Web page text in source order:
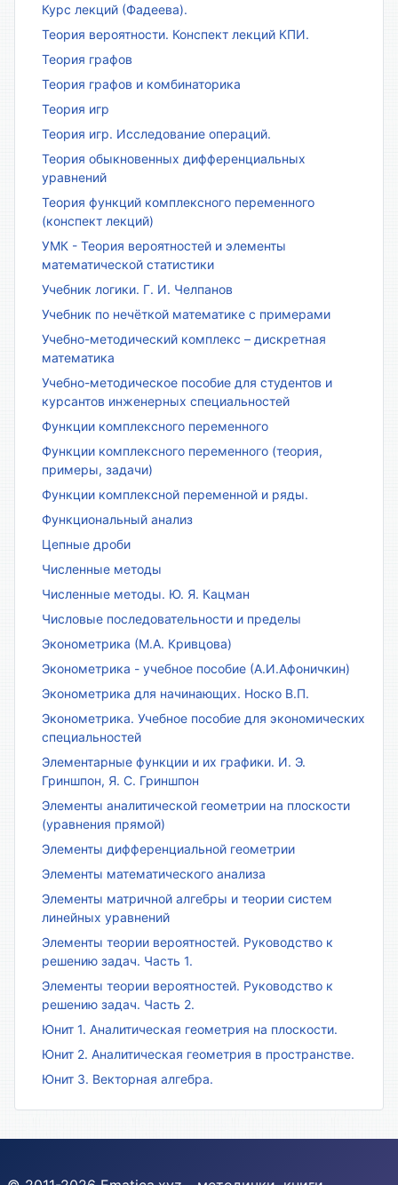
Курс лекций (Фадеева).
Теория вероятности. Конспект лекций КПИ.
Теория графов
Теория графов и комбинаторика
Теория игр
Теория игр. Исследование операций.
Теория обыкновенных дифференциальных
уравнений
Теория функций комплексного переменного
(конспект лекций)
УМК - Теория вероятностей и элементы
математической статистики
Учебник логики. Г. И. Челпанов
Учебник по нечёткой математике с примерами
Учебно-методический комплекс – дискретная
математика
Учебно-методическое пособие для студентов и
курсантов инженерных специальностей
Функции комплексного переменного
Функции комплексного переменного (теория,
примеры, задачи)
Функции комплексной переменной и ряды.
Функциональный анализ
Цепные дроби
Численные методы
Численные методы. Ю. Я. Кацман
Числовые последовательности и пределы
Эконометрика (М.А. Кривцова)
Эконометрика - учебное пособие (А.И.Афоничкин)
Эконометрика для начинающих. Носко В.П.
Эконометрика. Учебное пособие для экономических
специальностей
Элементарные функции и их графики. И. Э.
Гриншпон, Я. С. Гриншпон
Элементы аналитической геометрии на плоскости
(уравнения прямой)
Элементы дифференциальной геометрии
Элементы математического анализа
Элементы матричной алгебры и теории систем
линейных уравнений
Элементы теории вероятностей. Руководство к
решению задач. Часть 1.
Элементы теории вероятностей. Руководство к
решению задач. Часть 2.
Юнит 1. Аналитическая геометрия на плоскости.
Юнит 2. Аналитическая геометрия в пространстве.
Юнит 3. Векторная алгебра.